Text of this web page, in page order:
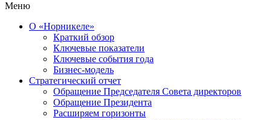
Меню
О «Норникеле»
Краткий обзор
Ключевые показатели
Ключевые события года
Бизнес-модель
Стратегический отчет
Обращение Председателя Совета директоров
Обращение Президента
Расширяем горизонты